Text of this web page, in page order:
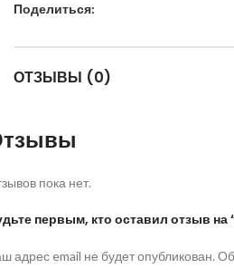
Поделиться:
ОТЗЫВЫ (0)
пока нет.
первым, кто оставил отзыв на
адрес email не будет опубликован.